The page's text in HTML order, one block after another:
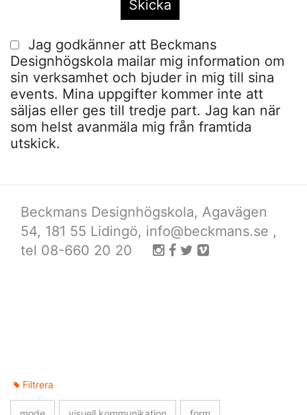
Jag godkänner att Beckmans
Designhögskola mailar mig information om
sin verksamhet och bjuder in mig till sina
events. Mina uppgifter kommer inte att
säljas eller ges till tredje part. Jag kan när
som helst avanmäla mig från framtida
utskick.
Beckmans Designhögskola, Agavägen
54, 181 55 Lidingö, info@beckmans.se ,
tel 08-660 20 20
Filtrera